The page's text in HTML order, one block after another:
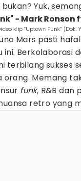
Yuk,
- Mark Ronson
klip “Uptown Funk” (Dok.
Mars pasti
ini. Berkolaborasi
terbilang sukses
orang. Memang
funk, R&B dan
retro yang